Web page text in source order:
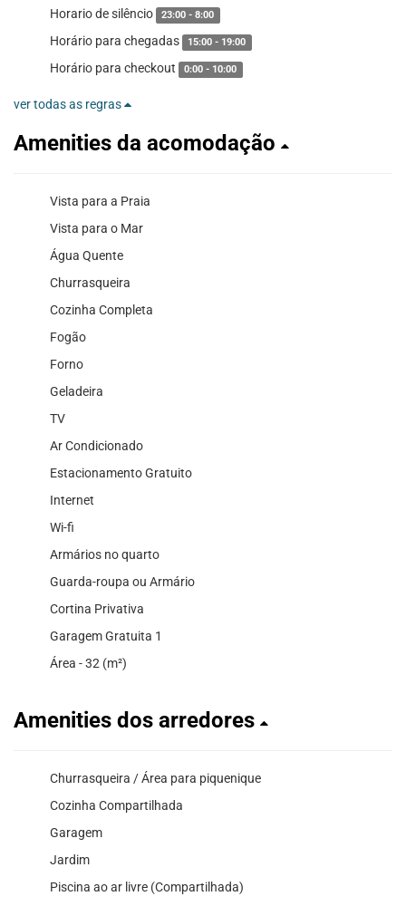
Horario de silêncio 23:00 - 8:00
Horário para chegadas 15:00 - 19:00
Horário para checkout 0:00 - 10:00
ver todas as regras
Amenities da acomodação
Vista para a Praia
Vista para o Mar
Água Quente
Churrasqueira
Cozinha Completa
Fogão
Forno
Geladeira
TV
Ar Condicionado
Estacionamento Gratuito
Internet
Wi-fi
Armários no quarto
Guarda-roupa ou Armário
Cortina Privativa
Garagem Gratuita 1
Área - 32 (m²)
Amenities dos arredores
Churrasqueira / Área para piquenique
Cozinha Compartilhada
Garagem
Jardim
Piscina ao ar livre (Compartilhada)